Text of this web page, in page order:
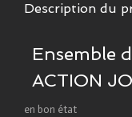
Description du
Ensemble
ACTION
en bon état